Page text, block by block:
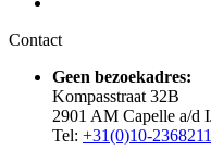
Contact
Geen bezoekadres:
Kompasstraat 32B
2901 AM Capelle a/d
Tel: +31(0)10-2368211